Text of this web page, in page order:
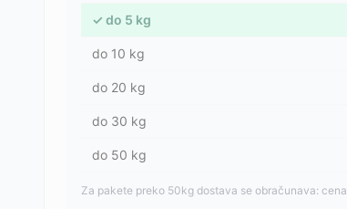
✓ do 5 kg
do 10 kg
do 20 kg
do 30 kg
do 50 kg
Za pakete preko 50kg dostava se obračunava: